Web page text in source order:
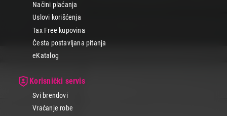
Načini plaćanja
Uslovi korišćenja
Tax Free kupovina
Česta postavljana pitanja
eKatalog
Korisnički servis
Svi brendovi
Vraćanje robe